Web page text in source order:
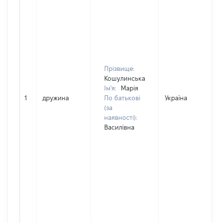
1 дружина
Прізвище:
Кошулинська
Ім'я:
Марія
По батькові
(за
наявності):
Василівна
Україна